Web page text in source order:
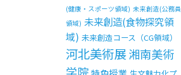
(健康・スポーツ領域) 未来創造(公務員
領域) 未来創造(食物探究領
域) 未来創造コース（CG領域）
河北美術展湘南美術
学院